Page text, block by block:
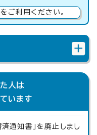
ご利用ください。
人は
います
通知書」を廃止しまし